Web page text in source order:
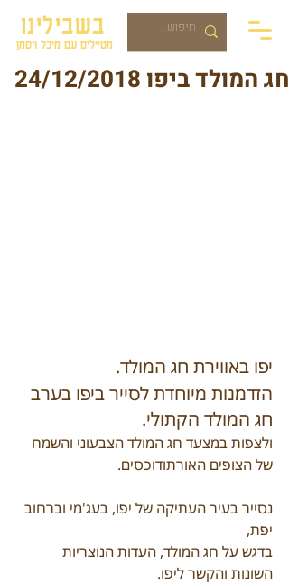
בשבילינו
מטיילים עם מיכל ויסמן
חג המולד ביפו 24/12/2018
יפו באווירת חג המולד.
הזדמנות מיוחדת לסייר ביפו בערב
חג המולד הקתולי.
ולצפות במצעד חג המולד הצבעוני והשמח
של הצופים האורתודוכסים.
נסייר בעיר העתיקה של יפו, בעג'מי וברחוב
יפת,
בדגש על חג המולד, העדות הנוצריות
השונות והקשר ליפו.